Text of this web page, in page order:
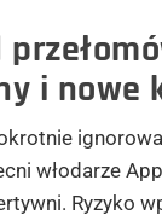
i nowe
włodarze
Ryzyko